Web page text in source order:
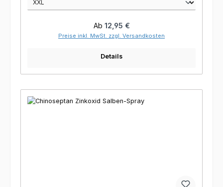
Regulärer Preis:
Ab 12,95 €
Preise inkl. MwSt. zzgl. Versandkosten
Details